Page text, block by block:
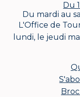
Du
Du mardi au
L'Office de
lundi, le jeudi